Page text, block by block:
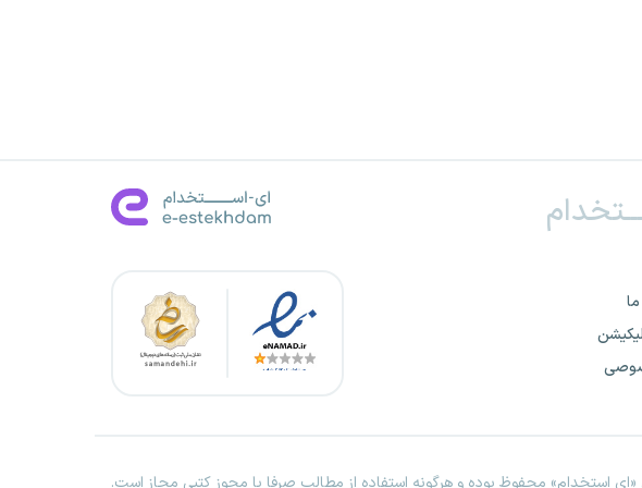
«ای استخدام» محفوظ بوده و هرگونه استفاده از مطالب صرفا با مجوز کتبی مجاز است.